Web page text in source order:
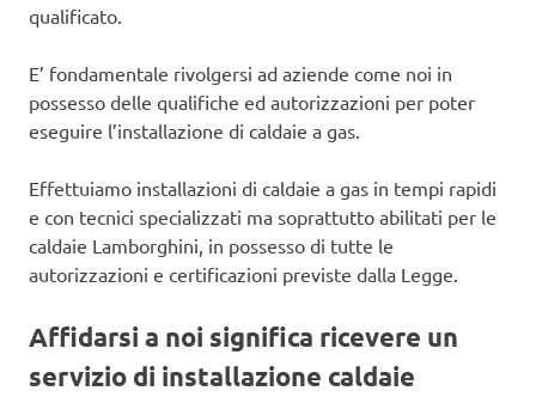
qualificato.
E’ fondamentale rivolgersi ad aziende come noi in
possesso delle qualifiche ed autorizzazioni per poter
eseguire l’installazione di caldaie a gas.
Effettuiamo installazioni di caldaie a gas in tempi rapidi
e con tecnici specializzati ma soprattutto abilitati per le
caldaie Lamborghini, in possesso di tutte le
autorizzazioni e certificazioni previste dalla Legge.
Affidarsi a noi significa ricevere un
servizio di installazione caldaie